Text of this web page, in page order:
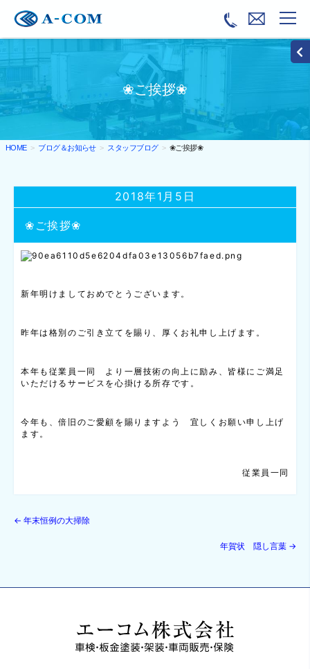
❀ご挨拶❀
HOME ブログ＆お知らせ スタッフブログ ❀ご挨拶❀
❀ご挨拶❀
2018年1月5日
新年明けましておめでとうございます。
昨年は格別のご引き立てを賜り、厚くお礼申し上げます。
本年も従業員一同 より一層技術の向上に励み、皆様にご満足
いただけるサービスを心掛ける所存です。
今年も、倍旧のご愛顧を賜りますよう 宜しくお願い申し上げ
ます。
従業員一同
← 年末恒例の大掃除
年賀状 隠し言葉 →